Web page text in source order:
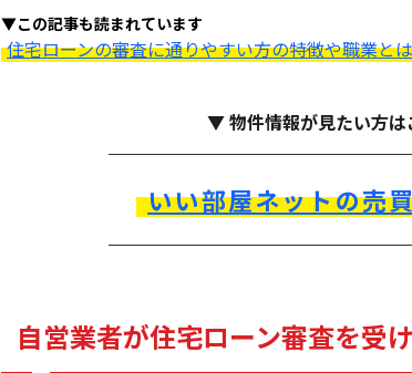
▼この記事も読まれています
住宅ローンの審査に通りやすい方の特徴や職業と
▼ 物件情報が見たい方
いい部屋ネットの売
自営業者が住宅ローン審査を受